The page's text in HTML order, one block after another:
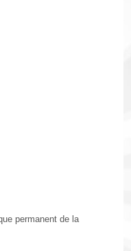
permanent de la